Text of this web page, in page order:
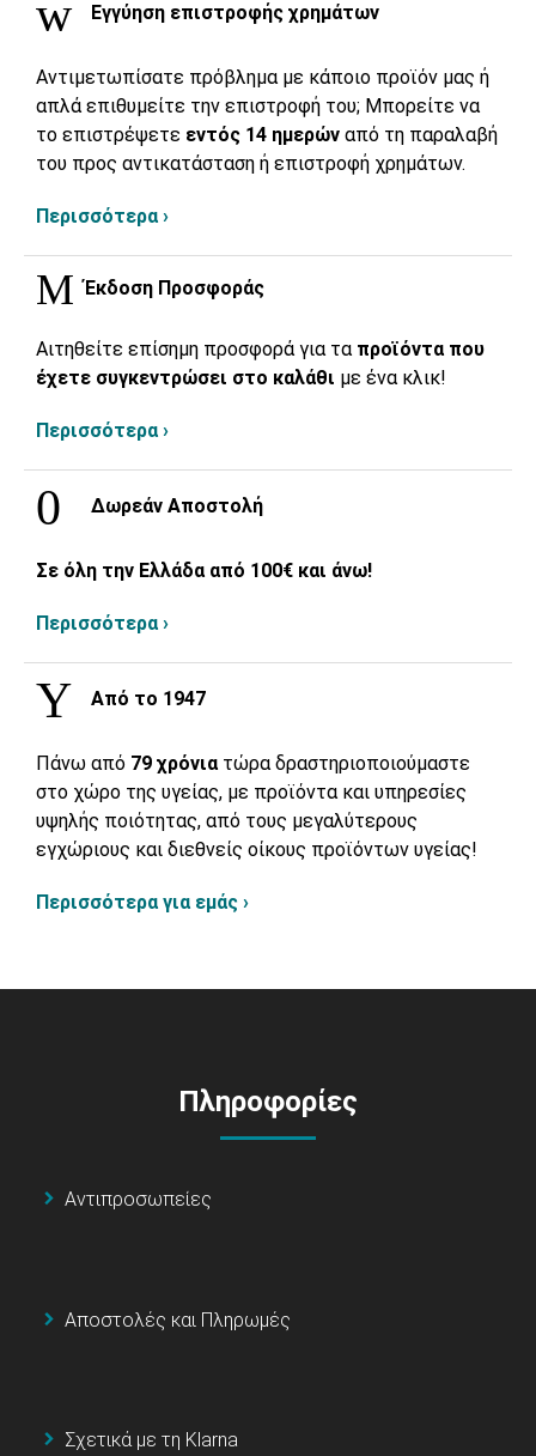
Εγγύηση επιστροφής χρημάτων
Αντιμετωπίσατε πρόβλημα με κάποιο προϊόν μας ή
απλά επιθυμείτε την επιστροφή του; Μπορείτε να
το επιστρέψετε εντός 14 ημερών από τη παραλαβή
του προς αντικατάσταση ή επιστροφή χρημάτων.
Περισσότερα ›
Έκδοση Προσφοράς
Αιτηθείτε επίσημη προσφορά για τα προϊόντα που
έχετε συγκεντρώσει στο καλάθι με ένα κλικ!
Περισσότερα ›
Δωρεάν Αποστολή
Σε όλη την Ελλάδα από 100€ και άνω!
Περισσότερα ›
Από το 1947
Πάνω από 79 χρόνια τώρα δραστηριοποιούμαστε
στο χώρο της υγείας, με προϊόντα και υπηρεσίες
υψηλής ποιότητας, από τους μεγαλύτερους
εγχώριους και διεθνείς οίκους προϊόντων υγείας!
Περισσότερα για εμάς ›
Πληροφορίες
Αντιπροσωπείες
Αποστολές και Πληρωμές
Σχετικά με τη Klarna